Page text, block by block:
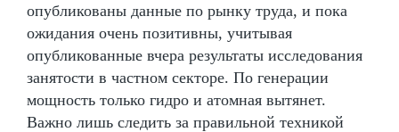
опубликованы данные по рынку труда, и пока
ожидания очень позитивны, учитывая
опубликованные вчера результаты исследования
занятости в частном секторе. По генерации
мощность только гидро и атомная вытянет.
Важно лишь следить за правильной техникой